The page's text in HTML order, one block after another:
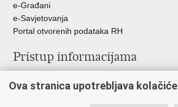
e-Građani
e-Savjetovanja
Portal otvorenih podataka RH
Pristup informacijama
Savjetovanje
Ova stranica upotrebljava kolačiće